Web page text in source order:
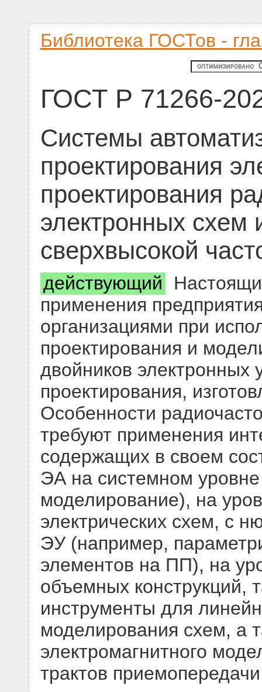
Библиотека ГОСТов -
ГОСТ Р 71266-
Системы
проектирования
проектирования
электронных схем
сверхвысокой
действующий
применения
организациями при
проектирования и
двойников электронных
проектирования,
Особенности
требуют применения
содержащих в своем
ЭА на системном
моделирование), на
электрических схем, с
ЭУ (например,
элементов на ПП), на
объемных конструкций,
инструменты для
моделирования схем, а
электромагнитного
трактов приемопередачи